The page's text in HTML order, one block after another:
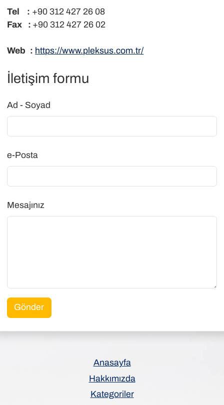
Tel : +90 312 427 26 08
Fax : +90 312 427 26 02
Web : https://www.pleksus.com.tr/
İletişim formu
Ad - Soyad
e-Posta
Mesajınız
Anasayfa
Hakkımızda
Kategoriler